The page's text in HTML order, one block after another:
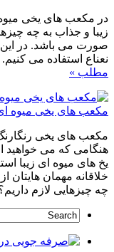
زیبا و جذاب به چه
صورت می باشد. در این
نعناع استفاده می
مطلب »
مکعب های یخی میوه ای
مکعب های یخی
هنگامی که می خواهید
یخ های میوه ای زیبا
خلاقانه مهمان هایتان
چه چیزهایی لازم